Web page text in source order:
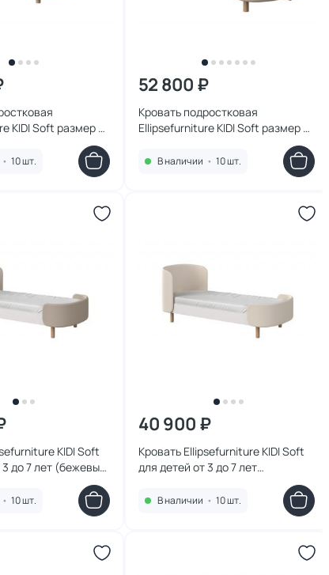
KIDI Soft размер М
• 10 шт.
52 800 ₽
Кровать подростковая
Ellipsefurniture KIDI Soft размер М
В наличии • 10 шт.
KIDI Soft
до 7 лет (бежевый,
• 10 шт.
40 900 ₽
Кровать Ellipsefurniture KIDI Soft
для детей от 3 до 7 лет
KD010207070101
В наличии • 10 шт.